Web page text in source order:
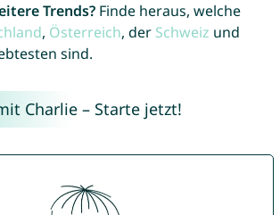
Trends?Finde heraus, welche
, Österreich, der Schweiz und
sind.
Charlie – Starte jetzt!